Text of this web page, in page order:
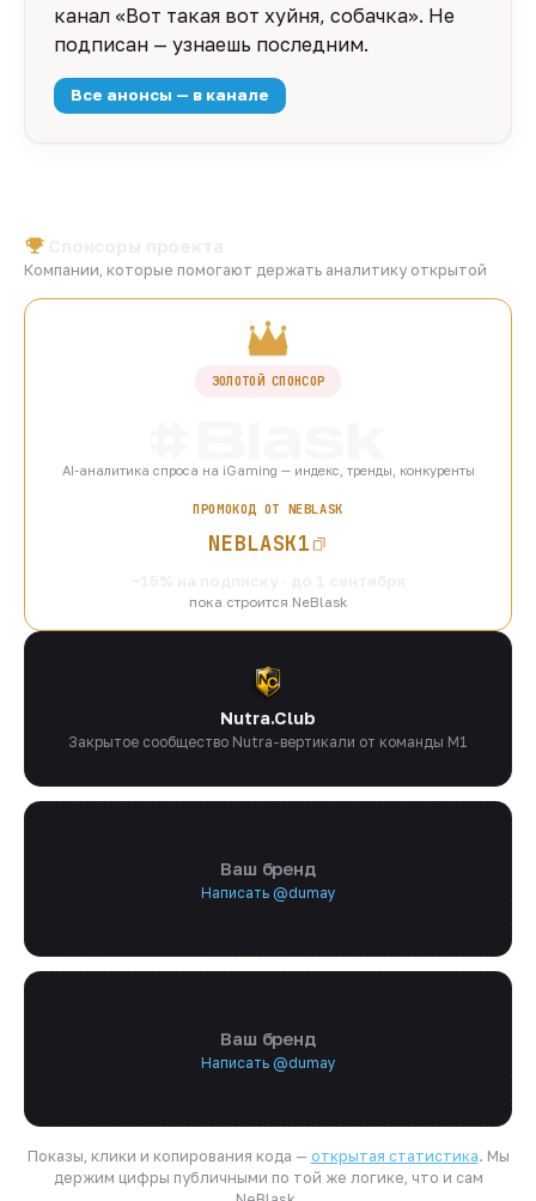
канал «Вот такая вот хуйня, собачка». Не
подписан — узнаешь последним.
Все анонсы — в канале
Компании, которые помогают держать аналитику открытой
ЗОЛОТОЙ СПОНСОР
AI-аналитика спроса на iGaming — индекс, тренды, конкуренты
ПРОМОКОД ОТ NEBLASK
NEBLASK1
пока строится NeBlask
Nutra.Club
Закрытое сообщество Nutra-вертикали от команды M1
Ваш бренд
Написать @dumay
Ваш бренд
Написать @dumay
Показы, клики и копирования кода — открытая статистика. Мы
держим цифры публичными по той же логике, что и сам